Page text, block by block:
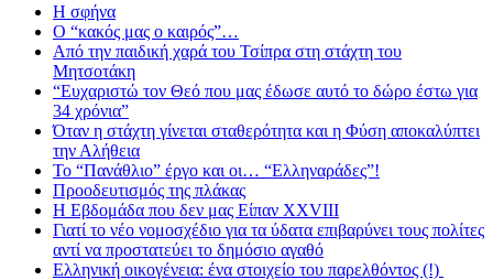
Η σφήνα
Ο “κακός μας ο καιρός”…
Από την παιδική χαρά του Τσίπρα στη στάχτη του
Μητσοτάκη
“Ευχαριστώ τον Θεό που μας έδωσε αυτό το δώρο έστω για
34 χρόνια”
Όταν η στάχτη γίνεται σταθερότητα και η Φύση αποκαλύπτει
την Αλήθεια
Το “Πανάθλιο” έργο και οι… “Ελληναράδες”!
Προοδευτισμός της πλάκας
Η Εβδομάδα που δεν μας Είπαν XXVIII
Γιατί το νέο νομοσχέδιο για τα ύδατα επιβαρύνει τους πολίτες
αντί να προστατεύει το δημόσιο αγαθό
Ελληνική οικογένεια: ένα στοιχείο του παρελθόντος (!)